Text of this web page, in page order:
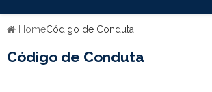
HomeCódigo de Conduta
Código de Conduta